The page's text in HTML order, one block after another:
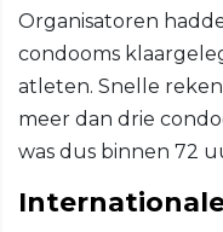
Organisatoren
condooms
atleten. Snelle
meer dan drie
was dus binnen 72